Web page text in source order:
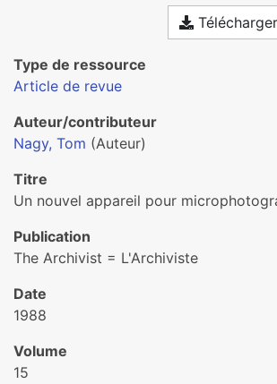
Type de ressource
Article de revue
Auteur/contributeur
Nagy, Tom (Auteur)
Titre
Un nouvel appareil pour
Publication
The Archivist = L'Archiviste
Date
1988
Volume
15